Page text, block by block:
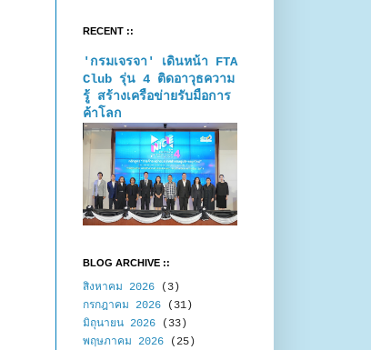
RECENT ::
'กรมเจรจา' เดินหน้า FTA
Club รุ่น 4 ติดอาวุธความ
รู้ สร้างเครือข่ายรับมือการ
ค้าโลก
BLOG ARCHIVE ::
สิงหาคม 2026 (3)
กรกฎาคม 2026 (31)
มิถุนายน 2026 (33)
พฤษภาคม 2026 (25)